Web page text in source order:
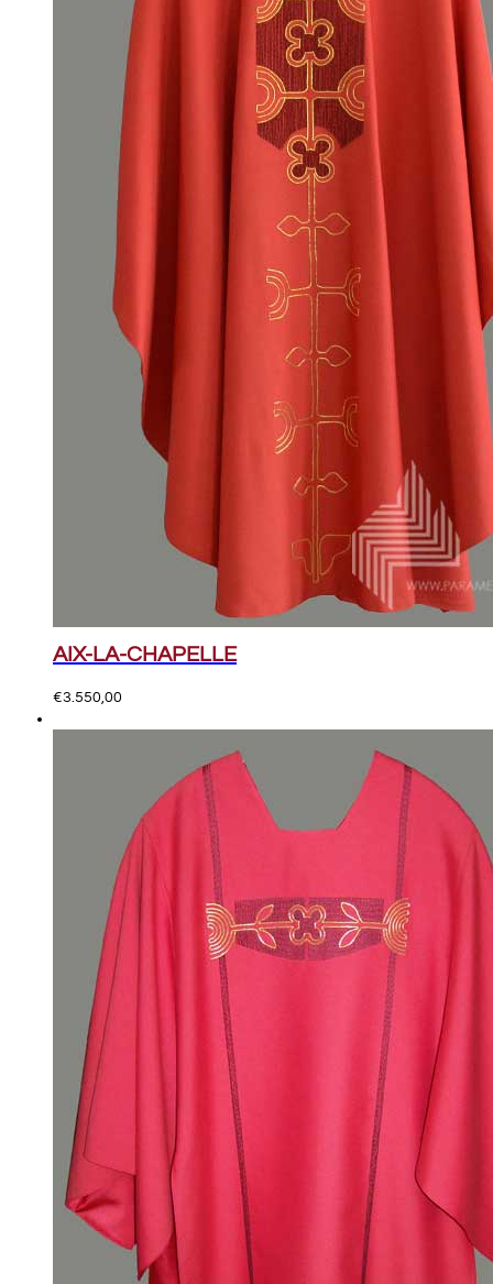
AIX-LA-CHAPELLE
€3.550,00